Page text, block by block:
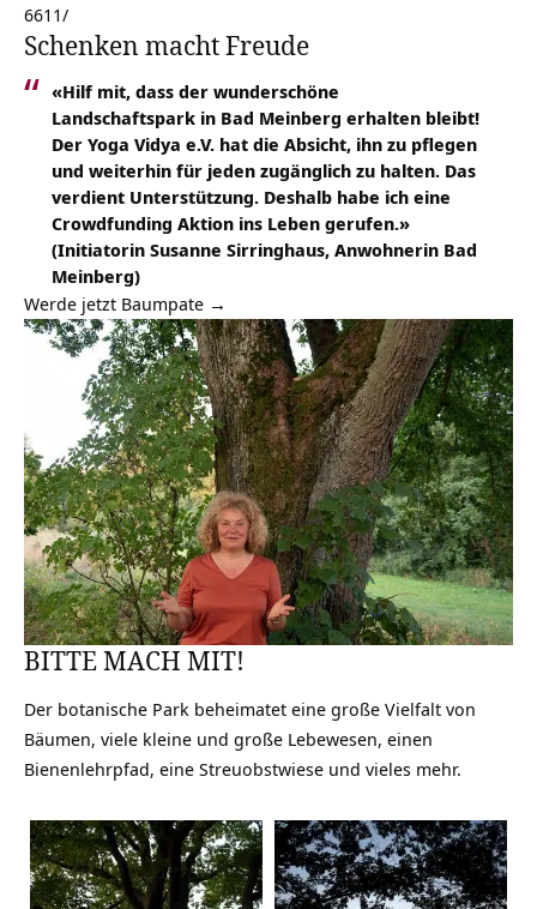
6611/
Schenken macht Freude
«Hilf mit, dass der wunderschöne
Landschaftspark in Bad Meinberg erhalten bleibt!
Der Yoga Vidya e.V. hat die Absicht, ihn zu pflegen
und weiterhin für jeden zugänglich zu halten. Das
verdient Unterstützung. Deshalb habe ich eine
Crowdfunding Aktion ins Leben gerufen.»
(Initiatorin Susanne Sirringhaus, Anwohnerin Bad
Meinberg)
Werde jetzt Baumpate →
BITTE MACH MIT!
Der botanische Park beheimatet eine große Vielfalt von
Bäumen, viele kleine und große Lebewesen, einen
Bienenlehrpfad, eine Streuobstwiese und vieles mehr.